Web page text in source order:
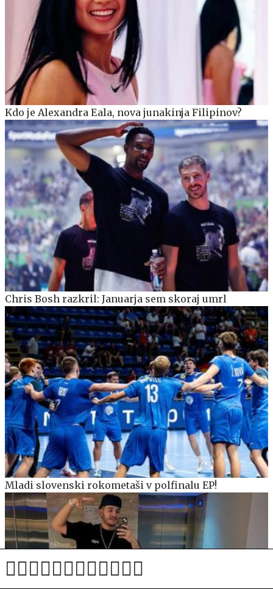
Kdo je Alexandra Eala, nova junakinja Filipinov?
Chris Bosh razkril: Januarja sem skoraj umrl
Mladi slovenski rokometaši v polfinalu EP!